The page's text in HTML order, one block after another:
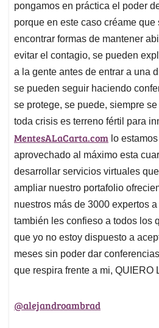
pongamos en práctica el poder
porque en este caso créame
encontrar formas de mantener
evitar el contagio, se pueden
a la gente antes de entrar a una
se pueden seguir haciendo
se protege, se puede, siempre
toda crisis es terreno fértil para
MentesALaCarta.com lo
aprovechado al máximo esta
desarrollar servicios virtuales
ampliar nuestro portafolio
nuestros más de 3000 expertos
también les confieso a todos los
que yo no estoy dispuesto a
meses sin poder dar
que respira frente a mi, QUIERO
@alejandroambrad